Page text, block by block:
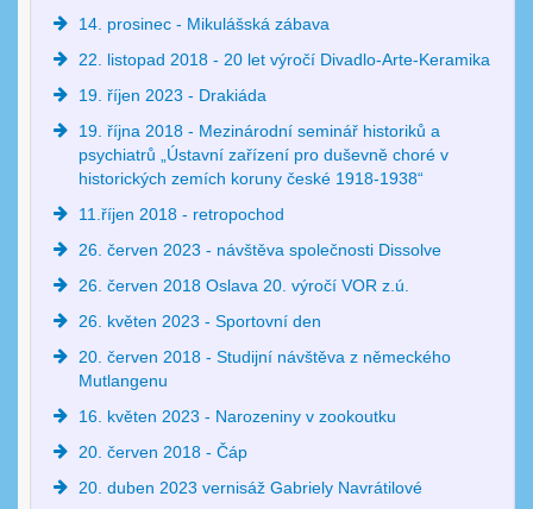
14. prosinec - Mikulášská zábava
22. listopad 2018 - 20 let výročí Divadlo-Arte-Keramika
19. říjen 2023 - Drakiáda
19. října 2018 - Mezinárodní seminář historiků a
psychiatrů „Ústavní zařízení pro duševně choré v
historických zemích koruny české 1918-1938“
11.říjen 2018 - retropochod
26. červen 2023 - návštěva společnosti Dissolve
26. červen 2018 Oslava 20. výročí VOR z.ú.
26. květen 2023 - Sportovní den
20. červen 2018 - Studijní návštěva z německého
Mutlangenu
16. květen 2023 - Narozeniny v zookoutku
20. červen 2018 - Čáp
20. duben 2023 vernisáž Gabriely Navrátilové